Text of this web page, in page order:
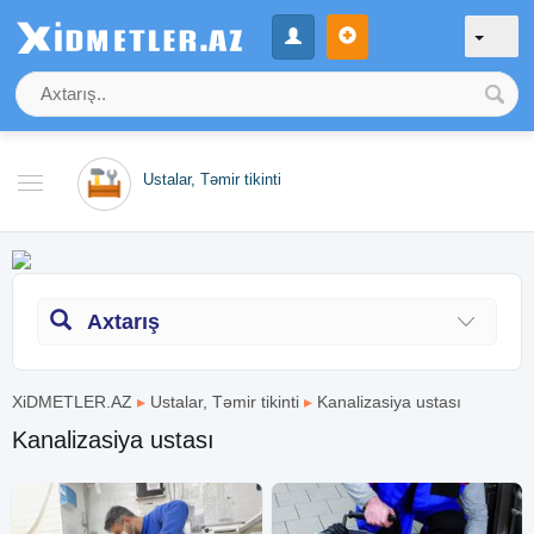
Ustalar, Təmir tikinti
Axtarış
XiDMETLER.AZ ▸ Ustalar, Təmir tikinti ▸ Kanalizasiya ustası
Kanalizasiya ustası